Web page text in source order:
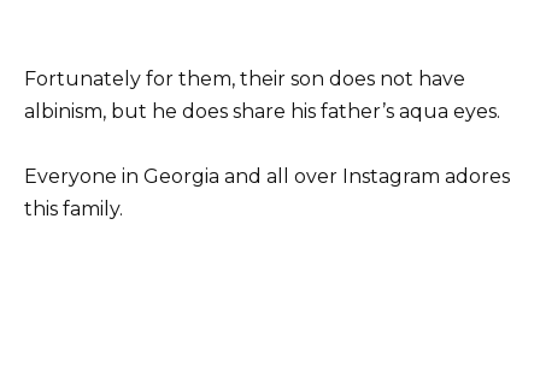
Fortunately for them, their son does not have
albinism, but he does share his father’s aqua eyes.
Everyone in Georgia and all over Instagram adores
this family.